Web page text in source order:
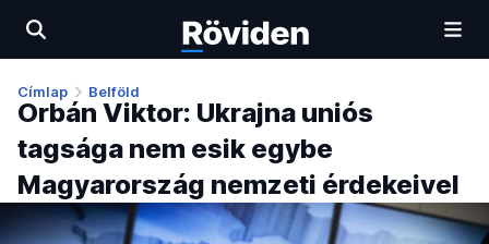
Címlap Belföld
Orbán Viktor: Ukrajna uniós
tagsága nem esik egybe
Magyarország nemzeti érdekeivel